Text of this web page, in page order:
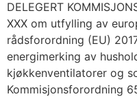
DELEGERT
XXX om utfylling av
rådsforordning (EU)
energimerking av
kjøkkenventilatorer og
Kommisjonsforordning